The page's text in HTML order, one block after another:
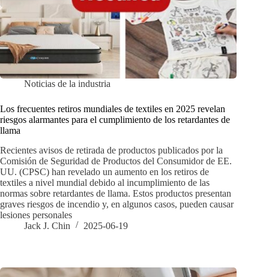
Noticias de la industria
Los frecuentes retiros mundiales de textiles en 2025 revelan
riesgos alarmantes para el cumplimiento de los retardantes de
llama
Recientes avisos de retirada de productos publicados por la
Comisión de Seguridad de Productos del Consumidor de EE.
UU. (CPSC) han revelado un aumento en los retiros de
textiles a nivel mundial debido al incumplimiento de las
normas sobre retardantes de llama. Estos productos presentan
graves riesgos de incendio y, en algunos casos, pueden causar
lesiones personales
Jack J. Chin
2025-06-19